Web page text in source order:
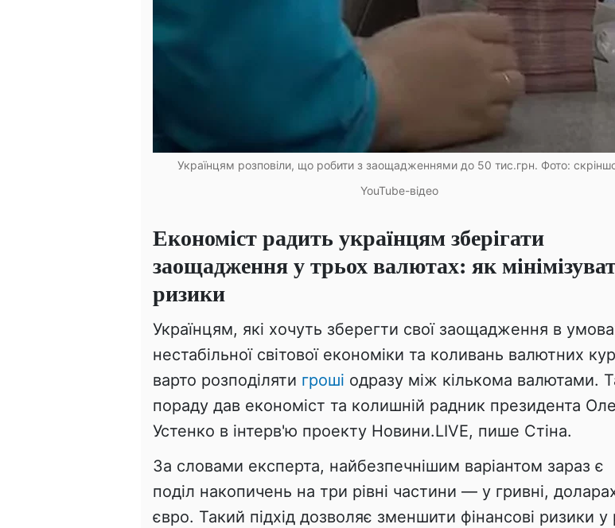
Українцям розповіли, що робити з заощадженнями до 50 тис.грн. Фото:
YouTube-відео
Економіст радить українцям зберігати
заощадження у трьох валютах: як
ризики
Українцям, які хочуть зберегти свої заощадження в
нестабільної світової економіки та коливань валютних
варто розподіляти гроші одразу між кількома валютами.
пораду дав економіст та колишній радник президента
Устенко в інтерв'ю проекту Новини.LIVE, пише Стіна.
За словами експерта, найбезпечнішим варіантом зараз є
поділ накопичень на три рівні частини — у гривні,
євро. Такий підхід дозволяє зменшити фінансові ризики у